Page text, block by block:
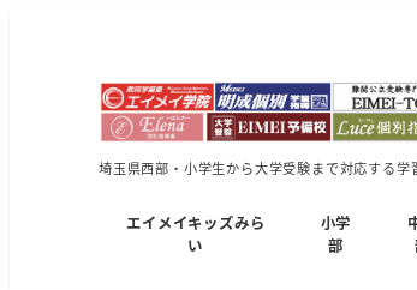
埼玉県西部・小学生から大学受験まで対応する
エイメイキッズみら
い
小学
部